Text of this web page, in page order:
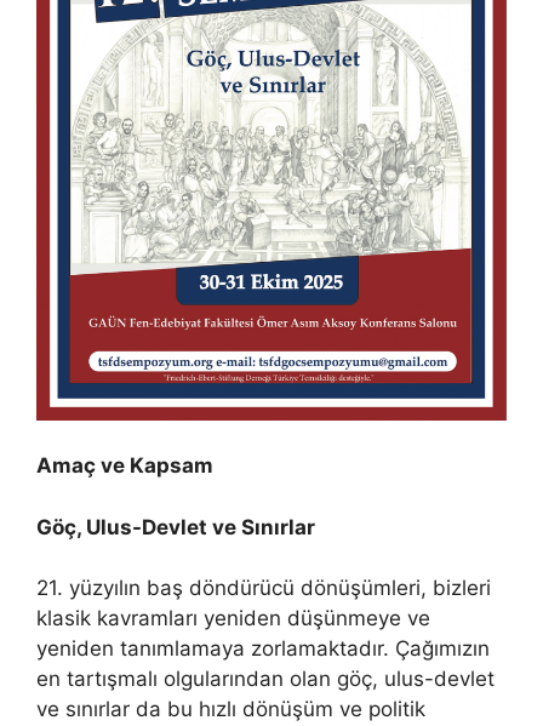
Amaç ve Kapsam
Göç, Ulus-Devlet ve Sınırlar
​21. yüzyılın baş döndürücü dönüşümleri, bizleri
klasik kavramları yeniden düşünmeye ve
yeniden tanımlamaya zorlamaktadır. Çağımızın
en tartışmalı olgularından olan göç, ulus-devlet
ve sınırlar da bu hızlı dönüşüm ve politik